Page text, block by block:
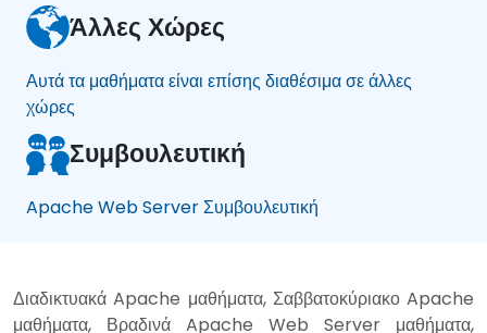
Άλλες Χώρες
Αυτά τα μαθήματα είναι επίσης διαθέσιμα σε άλλες
χώρες
Συμβουλευτική
Apache Web Server Συμβουλευτική
Διαδικτυακά Apache μαθήματα, Σαββατοκύριακο Apache
μαθήματα, Βραδινά Apache Web Server μαθήματα,